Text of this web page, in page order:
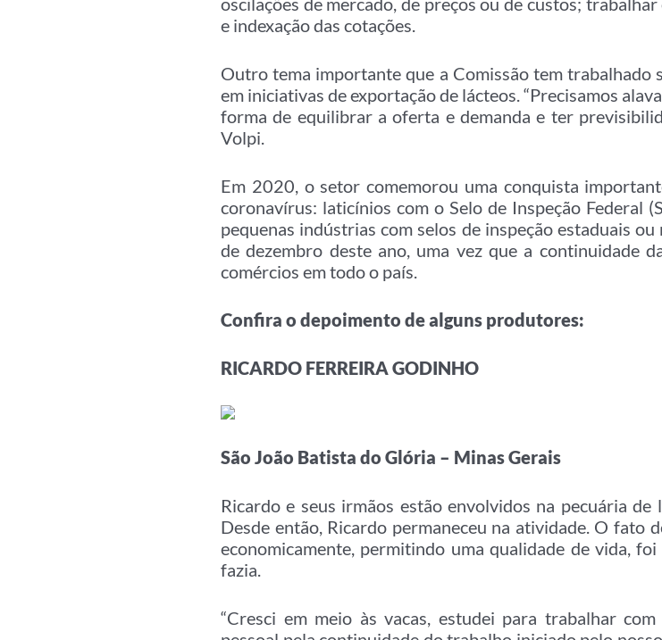
e indexação das cotações.
Outro tema importante que a Comissão tem trabalhado
em iniciativas de exportação de lácteos. “Precisamos
forma de equilibrar a oferta e demanda e ter
Volpi.
Em 2020, o setor comemorou uma conquista
coronavírus: laticínios com o Selo de Inspeção Federal
pequenas indústrias com selos de inspeção estaduais
de dezembro deste ano, uma vez que a continuidade
comércios em todo o país.
Confira o depoimento de alguns produtores:
RICARDO FERREIRA GODINHO
São João Batista do Glória – Minas Gerais
Ricardo e seus irmãos estão envolvidos na pecuária
Desde então, Ricardo permaneceu na atividade. O fato
economicamente, permitindo uma qualidade de vida,
fazia.
“Cresci em meio às vacas, estudei para trabalhar